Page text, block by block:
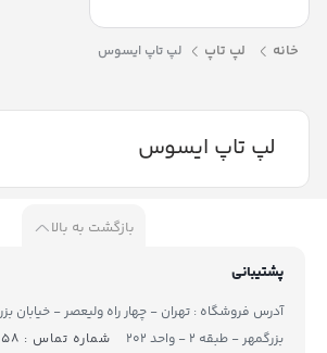
خانه لپ تاپ لپ تاپ ایسوس
لپ تاپ ایسوس
بازگشت به بالا
پشتیبانی
آدرس فروشگاه : تهران - چهار راه ولیعصر - خیابان
بزرگمهر - طبقه ۲ - واحد ۲۰۲